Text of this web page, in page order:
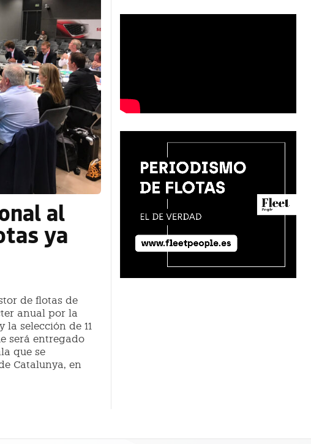
al
ya
de flotas de
anual por la
la selección de 11
será entregado
que se
Catalunya, en